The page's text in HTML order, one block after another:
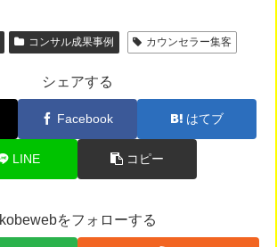
コンサル成果事例 カウンセラー集客
シェアする
Facebook はてブ
LINE コピー
kobewebをフォローする